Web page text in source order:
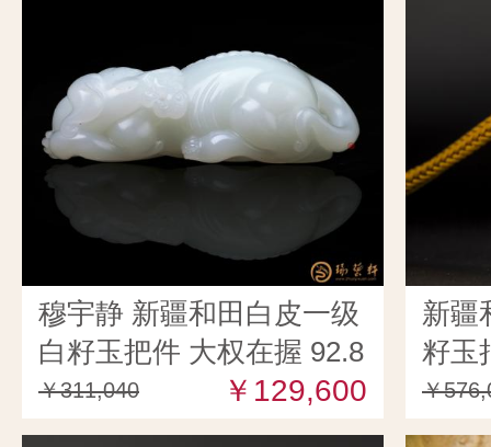
穆宇静 新疆和田白皮一级
白籽玉把件 大权在握 92.8
克
￥311,040 ￥129,600
新疆
籽玉
￥